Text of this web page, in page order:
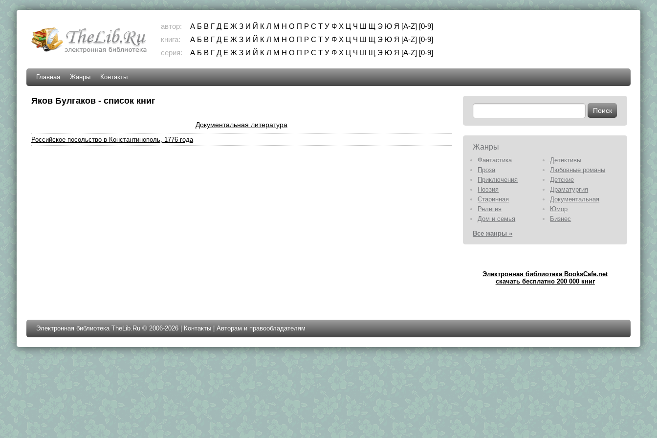
автор: А Б В Г Д Е Ж З И Й К Л М Н О П Р С Т У Ф Х Ц Ч Ш Щ Э Ю Я [A-Z] [0-9]
книга:
А Б В Г Д Е Ж З И Й К Л М Н О П Р С Т У Ф Х Ц Ч Ш Щ Э Ю Я [A-Z] [0-9]
серия:
А Б В Г Д Е Ж З И Й К Л М Н О П Р С Т У Ф Х Ц Ч Ш Щ Э Ю Я [A-Z] [0-9]
Главная Жанры Контакты
Яков Булгаков - список книг
Документальная литература
Российское посольство в Константинополь, 1776 года
Жанры
Фантастика
Детективы
Проза
Любовные романы
Приключения
Детские
Поэзия
Драматургия
Старинная
Документальная
Религия
Юмор
Дом и семья
Бизнес
Все жанры »
Электронная библиотека BooksCafe.net
скачать бесплатно 200 000 книг
Электронная библиотека TheLib.Ru © 2006-2026 | Контакты| Авторам и правообладателям